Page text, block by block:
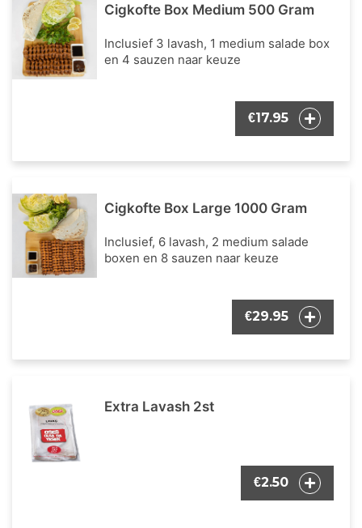
Cigkofte Box Medium 500 Gram
Inclusief 3 lavash, 1 medium salade box
en 4 sauzen naar keuze
€17.95
Cigkofte Box Large 1000 Gram
Inclusief, 6 lavash, 2 medium salade
boxen en 8 sauzen naar keuze
€29.95
Extra Lavash 2st
€2.50